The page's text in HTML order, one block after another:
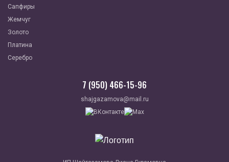
Сапфиры
Жемчуг
Золото
Платина
Серебро
7 (950) 466-15-96
shajgazamova@mail.ru